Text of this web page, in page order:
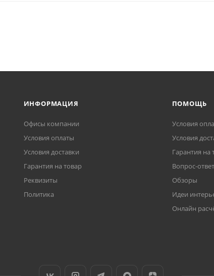
ИНФОРМАЦИЯ
Офисы компании
Условия оплаты
Условия доставки
Гарантия на товар
Реквизиты
Политика
ПОМОЩЬ
Условия
Условия
Гарантия на
Вопрос-ответ
Обзоры
Идеи
Онлайн